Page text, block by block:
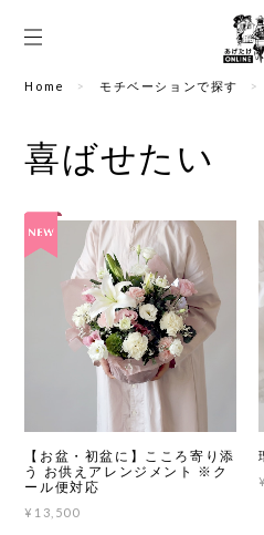
Home モチベーションで探す
喜ばせたい
【お盆・初盆に】こころ寄り添
う お供えアレンジメント ※ク
ール便対応
¥13,500